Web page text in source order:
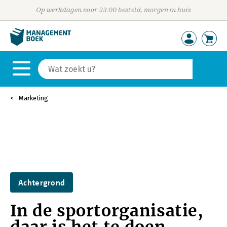
Op werkdagen voor 23:00 besteld, morgen in huis
Marketing
Achtergrond
In de sportorganisatie,